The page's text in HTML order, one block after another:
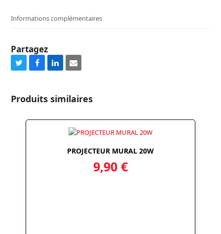
Informations complémentaires
Partagez
Share
Twitter
Share
Facebook
Share
LinkedIn
Share
Email
Produits similaires
PROJECTEUR MURAL 20W
9,90 €